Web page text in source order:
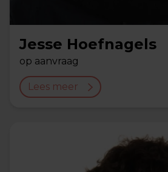
Jesse Hoefnagels
op aanvraag
Lees meer